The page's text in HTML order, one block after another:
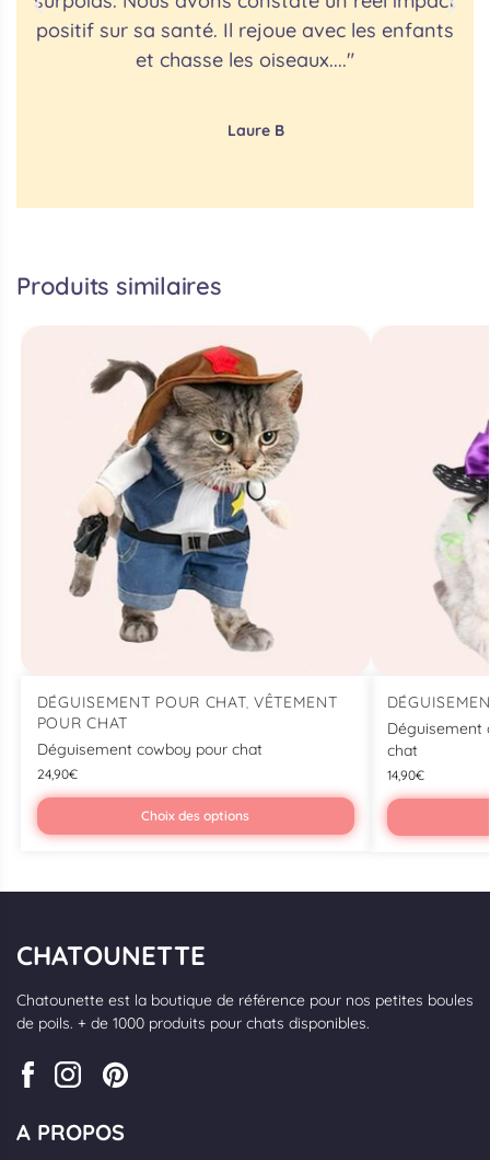
positif sur sa santé. Il rejoue avec les enfants
et chasse les oiseaux...."
Laure B
Produits similaires
DÉGUISEMENT POUR CHAT, VÊTEMENT
POUR CHAT
Déguisement cowboy pour chat
24,90€
Choix des options
Déguisement
chat
14,90€
CHATOUNETTE
Chatounette est la boutique de référence pour nos petites boules
de poils. + de 1000 produits pour chats disponibles.
A PROPOS